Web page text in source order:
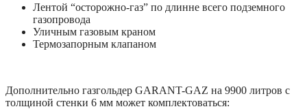
Лентой “осторожно-газ” по длинне всего подземного
газопровода
Уличным газовым краном
Термозапорным клапаном
Дополнительно газгольдер GARANT-GAZ на 9900 литров с
толщиной стенки 6 мм может комплектоваться: